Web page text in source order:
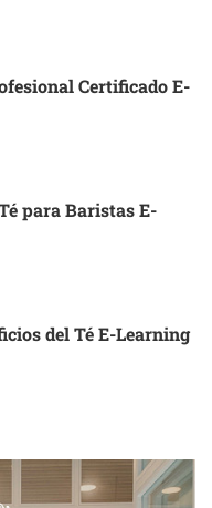
Certificado E-
para Baristas E-
del Té E-Learning